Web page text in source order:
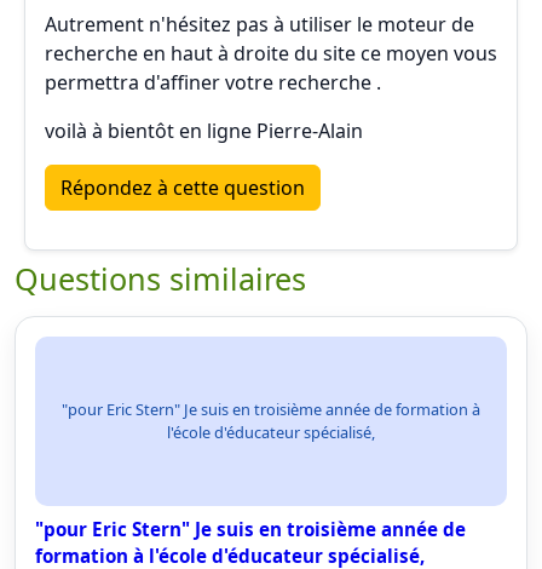
Autrement n'hésitez pas à utiliser le moteur de
recherche en haut à droite du site ce moyen vous
permettra d'affiner votre recherche .
voilà à bientôt en ligne Pierre-Alain
Répondez à cette question
Questions similaires
"pour Eric Stern" Je suis en troisième année de formation à
l'école d'éducateur spécialisé,
"pour Eric Stern" Je suis en troisième année de
formation à l'école d'éducateur spécialisé,